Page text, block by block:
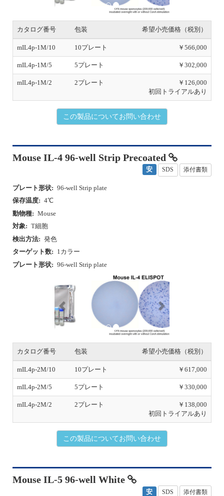
o
s
カタログ番号 包装 希望小売価格（税別）
mIL4p-1M/10 10プレート ￥566,000
mIL4p-1M/5 5プレート ￥302,000
mIL4p-1M/2 2プレート
￥126,000
初回トライアルあり
この製品についてお問い合わせ
Mouse IL-4 96-well Strip Precoated
安 SDS 添付書類
プレート形状: 96-well Strip plate
保存温度: 4℃
動物種: Mouse
対象: T細胞
検出方法: 発色
ターゲット数: 1カラー
プレート形状: 96-well Strip plate
r
e
v
i
o
s
N
e
x
t
カタログ番号 包装 希望小売価格（税別）
mIL4p-2M/10 10プレート ￥617,000
mIL4p-2M/5 5プレート ￥330,000
mIL4p-2M/2 2プレート
￥138,000
初回トライアルあり
この製品についてお問い合わせ
Mouse IL-5 96-well White
安 SDS 添付書類